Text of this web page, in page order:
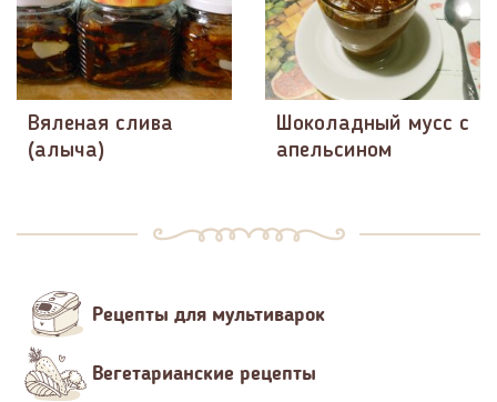
Вяленая слива
(алыча)
Шоколадный мусс с
апельсином
Рецепты для мультиварок
Вегетарианские рецепты